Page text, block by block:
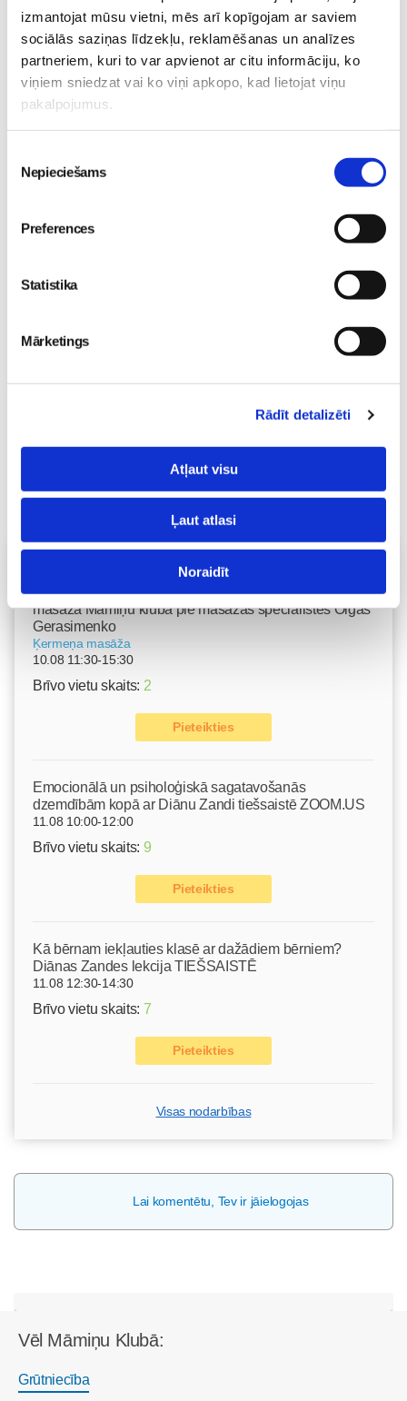
izmantojat mūsu vietni, mēs arī kopīgojam ar saviem
sociālās saziņas līdzekļu, reklamēšanas un analīzes
partneriem, kuri to var apvienot ar citu informāciju, ko
viņiem sniedzat vai ko viņi apkopo, kad lietojat viņu
pakalpojumus.
izvēle
Nepieciešams
Preferences
Statistika
Mārketings
Rādīt detalizēti
Atļaut visu
Ļaut atlasi
Noraidīt
Valītis Vincents"
kinoteātros no 31. Jūlija -
20. Jul 09:33
Friso Gold - saudzīgs
Mazuļa pirmā pieredze
23. May 09:55
Grūtnieču masāža, pēcdzemdību masāža, ķermeņa
masāža Māmiņu klubā pie masāžas speciālistes Olgas
Gerasimenko
Ķermeņa masāža
10.08 11:30-15:30
Brīvo vietu skaits: 2
Pieteikties
Emocionālā un psiholoģiskā sagatavošanās
dzemdībām kopā ar Diānu Zandi tiešsaistē ZOOM.US
11.08 10:00-12:00
Brīvo vietu skaits: 9
Pieteikties
Kā bērnam iekļauties klasē ar dažādiem bērniem?
Diānas Zandes lekcija TIEŠSAISTĒ
11.08 12:30-14:30
Brīvo vietu skaits: 7
Pieteikties
Visas nodarbības
Lai komentētu, Tev ir jāielogojas
Vēl Māmiņu Klubā:
Grūtniecība